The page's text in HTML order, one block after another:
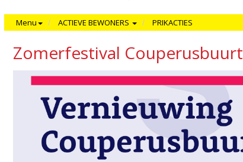
Menu ACTIEVE BEWONERS PRIKACTIES
Zomerfestival Couperusbuurt